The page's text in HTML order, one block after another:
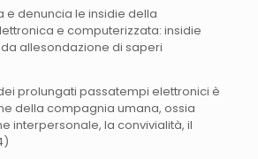
e denuncia le insidie della
e computerizzata: insidie
allesondazione di saperi
prolungati passatempi elettronici è
della compagnia umana, ossia
interpersonale, la convivialità, il